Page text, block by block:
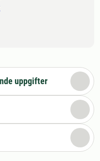
uppgifter